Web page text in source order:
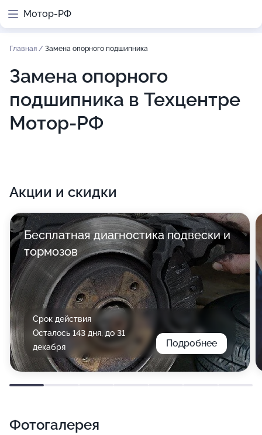
Мотор-РФ
Главная / Замена опорного подшипника
Замена опорного
подшипника в Техцентре
Мотор-РФ
Акции и скидки
Бесплатная диагностика подвески и
тормозов
Срок действия
Осталось 143 дня, до 31
декабря
Подробнее
Фотогалерея